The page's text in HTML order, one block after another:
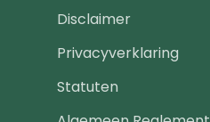
Footer
navigatie
Disclaimer
Privacyverklaring
Statuten